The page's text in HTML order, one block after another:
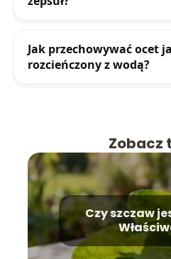
Jak przechowywać ocet
rozcieńczony z wodą?
Zobacz
Czy szczaw